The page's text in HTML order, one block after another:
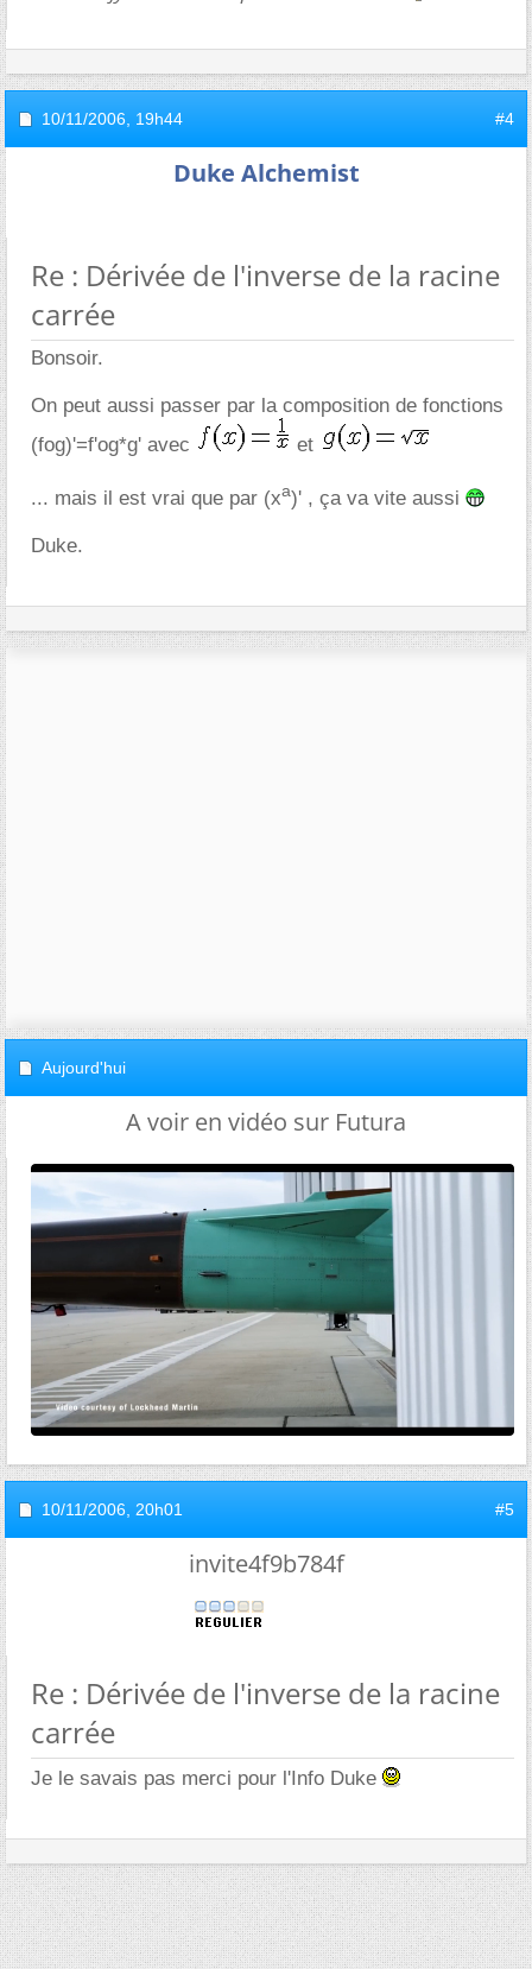
10/11/2006, 19h44 #4
Duke Alchemist
Re : Dérivée de l'inverse de la racine
carrée
Bonsoir.
On peut aussi passer par la composition de fonctions
(fog)'=f'og*g' avec
et
... mais il est vrai que par (xa)' , ça va vite aussi
Duke.
Aujourd'hui
A voir en vidéo sur Futura
10/11/2006, 20h01 #5
invite4f9b784f
Re : Dérivée de l'inverse de la racine
carrée
Je le savais pas merci pour l'Info Duke